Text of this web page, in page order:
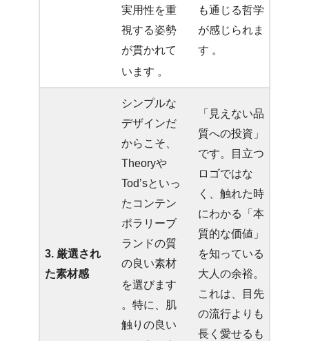
実用性を重
視する姿勢
が貫かれて
います 。
も通じる哲学
が感じられま
す 。
3. 厳選され
た素材感
シンプルな
デザインだ
からこそ、
Theoryや
Tod’sといっ
たコンテン
ポラリーブ
ランドの質
の良い素材
を選びます
。特に、肌
触りの良い
「見えない品
質への投資」
です。目立つ
ロゴではな
く、触れた時
にわかる「本
質的な価値」
を知っている
大人の余裕。
これは、目先
の流行よりも
長く愛せるも